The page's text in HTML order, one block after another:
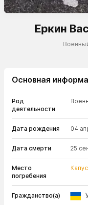
Еркин
Основная
Род
деятельности
Дата рождения 04
Дата смерти 25
Место
погребения
Гражданство(а)